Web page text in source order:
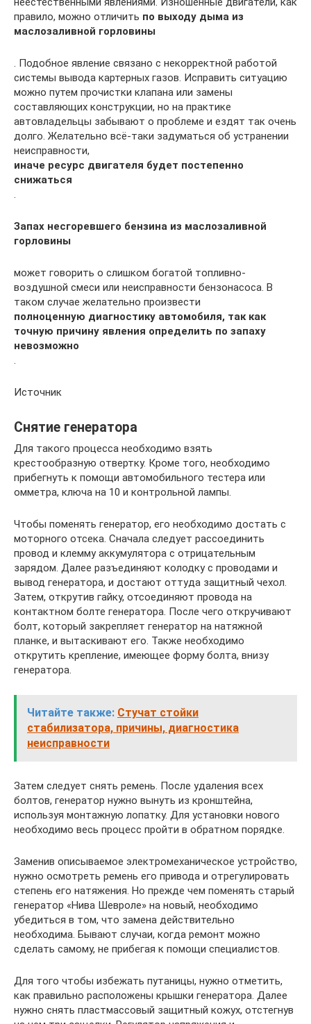
правило, можно отличить по выходу дыма из
маслозаливной горловины
. Подобное явление связано с некорректной работой
системы вывода картерных газов. Исправить ситуацию
можно путем прочистки клапана или замены
составляющих конструкции, но на практике
автовладельцы забывают о проблеме и ездят так очень
долго. Желательно всё-таки задуматься об устранении
неисправности,
иначе ресурс двигателя будет постепенно
снижаться
.
Запах несгоревшего бензина из маслозаливной
горловины
может говорить о слишком богатой топливно-
воздушной смеси или неисправности бензонасоса. В
таком случае желательно произвести
полноценную диагностику автомобиля, так как
точную причину явления определить по запаху
невозможно
.
Источник
Снятие генератора
Для такого процесса необходимо взять
крестообразную отвертку. Кроме того, необходимо
прибегнуть к помощи автомобильного тестера или
омметра, ключа на 10 и контрольной лампы.
Чтобы поменять генератор, его необходимо достать с
моторного отсека. Сначала следует рассоединить
провод и клемму аккумулятора с отрицательным
зарядом. Далее разъединяют колодку с проводами и
вывод генератора, и достают оттуда защитный чехол.
Затем, открутив гайку, отсоединяют провода на
контактном болте генератора. После чего откручивают
болт, который закрепляет генератор на натяжной
планке, и вытаскивают его. Также необходимо
открутить крепление, имеющее форму болта, внизу
генератора.
Читайте также: Стучат стойки
стабилизатора, причины, диагностика
неисправности
Затем следует снять ремень. После удаления всех
болтов, генератор нужно вынуть из кронштейна,
используя монтажную лопатку. Для установки нового
необходимо весь процесс пройти в обратном порядке.
Заменив описываемое электромеханическое устройство,
нужно осмотреть ремень его привода и отрегулировать
степень его натяжения. Но прежде чем поменять старый
генератор «Нива Шевроле» на новый, необходимо
убедиться в том, что замена действительно
необходима. Бывают случаи, когда ремонт можно
сделать самому, не прибегая к помощи специалистов.
Для того чтобы избежать путаницы, нужно отметить,
как правильно расположены крышки генератора. Далее
нужно снять пластмассовый защитный кожух, отстегнув